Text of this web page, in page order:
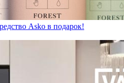
Asko в подарок!